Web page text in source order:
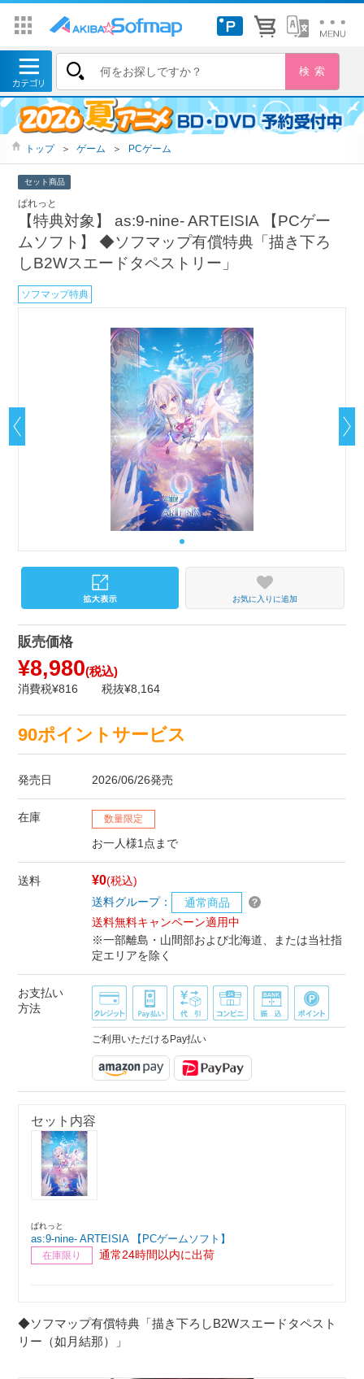
トップ ＞ ゲーム ＞ PCゲーム
セット商品
ぱれっと
【特典対象】 as:9-nine- ARTEISIA 【PCゲー
ムソフト】 ◆ソフマップ有償特典「描き下ろ
しB2Wスエードタペストリー」
ソフマップ特典
お気に入りに追加
販売価格
¥8,980(税込)
消費税¥816 税抜¥8,164
90ポイントサービス
発売日 2026/06/26発売
在庫 数量限定
お一人様1点まで
送料 ¥0(税込)
送料グループ：
通常商品
送料無料キャンペーン適用中
※一部離島・山間部および北海道、または当社指
定エリアを除く
お支払い
方法
ご利用いただけるPay払い
セット内容
ぱれっと
as:9-nine- ARTEISIA 【PCゲームソフト】
在庫限り 通常24時間以内に出荷
◆ソフマップ有償特典「描き下ろしB2Wスエードタペスト
リー（如月結那）」